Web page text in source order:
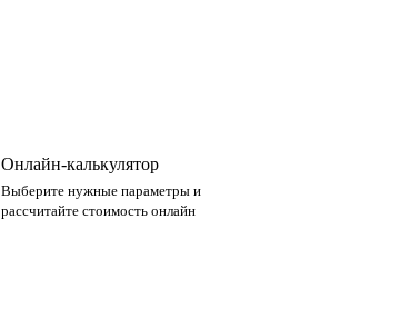
Онлайн-калькулятор
Выберите нужные параметры и
рассчитайте стоимость онлайн